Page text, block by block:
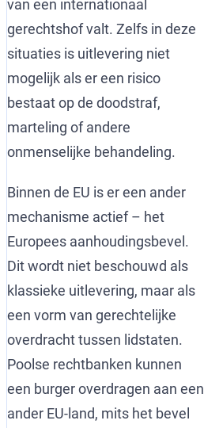
van een internationaal
gerechtshof valt. Zelfs in deze
situaties is uitlevering niet
mogelijk als er een risico
bestaat op de doodstraf,
marteling of andere
onmenselijke behandeling.
Binnen de EU is er een ander
mechanisme actief – het
Europees aanhoudingsbevel.
Dit wordt niet beschouwd als
klassieke uitlevering, maar als
een vorm van gerechtelijke
overdracht tussen lidstaten.
Poolse rechtbanken kunnen
een burger overdragen aan een
ander EU-land, mits het bevel